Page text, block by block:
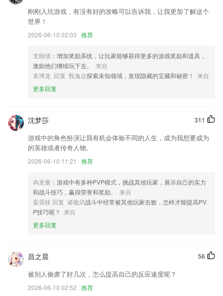
3.这里有很多的教学材料可以免费为你分享，只要你有时间就可以线上学
习，分类也比较的清晰。
4.各种学习通知展示在平台里，用户在线就能够快速的进行查看；
复习中遇到的疑问一搜便知。
6.解析全：最全的化学作业，覆盖学科90%以上的课本练习册解析
koko电竞安卓版下载更新了什么?
全新形态，多游戏内容便捷浏览
优化神奇智慧应用推荐小部件的算法，推荐更准更全。
手艺人入驻申请
新增广东省库业绩
普卡会员放开申请实体卡权利
联系我们
以上就是koko电竞安卓版下载的介绍，如果您喜欢这款软件，您可以到
应用商店进行打分评论，说出您的使用经历，以帮助我们更好的对产品进
行优化修改。
刚刚入坑游戏，有没有好的攻略可以告诉我，让我更加了解这个
世界！
2026-06-10 02:03 推荐
支朗倩 ：增加奖励系统，让玩家能够获得更多的游戏奖励和道具，
激励他们继续玩下去。
来自
袁博龙 回复 甄逸达探索未知领域，发现隐藏的宝藏和秘密！
来自
更多回复
311
沈梦莎
游戏中的角色扮演让我有机会体验不同的人生，成为我想要成为
的英雄或者传奇人物。
2026-06-10 11:21 推荐
冉发曼 ：游戏中有多种PVP模式，挑战其他玩家，展示自己的实力
和战斗技巧，赢得荣誉和奖励。
来自
晏震枝 回复 诸敬武战斗中经常被其他玩家击败，怎样才能提高PV
P技巧呢？ 来自
更多回复
56
昌之晨
被别人偷袭了好几次，怎么提高自己的反应速度呢？
2026-06-10 02:52 推荐